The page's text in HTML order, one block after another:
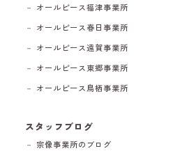
－ オールピース福津事業所
－ オールピース春日事業所
－ オールピース遠賀事業所
－ オールピース東郷事業所
－ オールピース鳥栖事業所
スタッフブログ
－ 宗像事業所のブログ